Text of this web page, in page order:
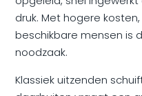
druk. Met hogere
beschikbare mensen is
noodzaak.
Klassiek uitzenden